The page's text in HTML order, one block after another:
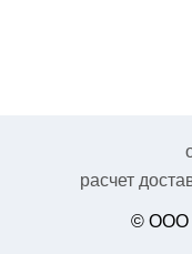
расчет
© ООО